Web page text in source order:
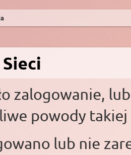
zalogowanie,
powody takiej
lub nie